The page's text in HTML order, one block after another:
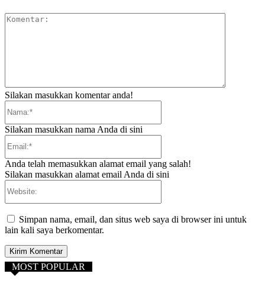
Silakan masukkan komentar anda!
Silakan masukkan nama Anda di sini
Anda telah memasukkan alamat email yang salah!
Silakan masukkan alamat email Anda di sini
Simpan nama, email, dan situs web saya di browser ini untuk
lain kali saya berkomentar.
MOST POPULAR